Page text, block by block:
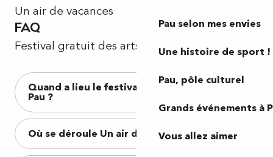
Pau selon mes envies
Une histoire de sport !
Pau, pôle culturel
Grands événements à
Vous allez aimer
Un air de vacances
FAQ
Festival gratuit des arts de la rue de Pau
Quand a lieu le festival Un air de vacances à
Pau ?
Où se déroule Un air de vacances ?